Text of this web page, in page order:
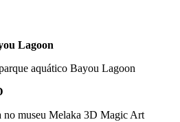
Lagoon
aquático Bayou Lagoon
no museu Melaka 3D Magic Art